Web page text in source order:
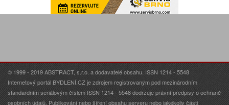
© 1999 - 2019 ABSTRACT, s.r.o. a dodavatelé obsahu. ISSN 1214 - 5548
Internetový portál BYDLENÍ.CZ je zdrojem registrovaným pod mezinárodním
standardním seriálovým číslem ISSN 1214 - 5548 dodržuje právní předpisy o ochraně
osobních údajů. Publikování nebo šíření obsahu serveru nebo jakékoliv části